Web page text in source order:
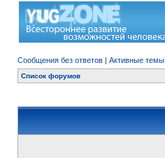
Сообщения без ответов | Активные темы
Список форумов